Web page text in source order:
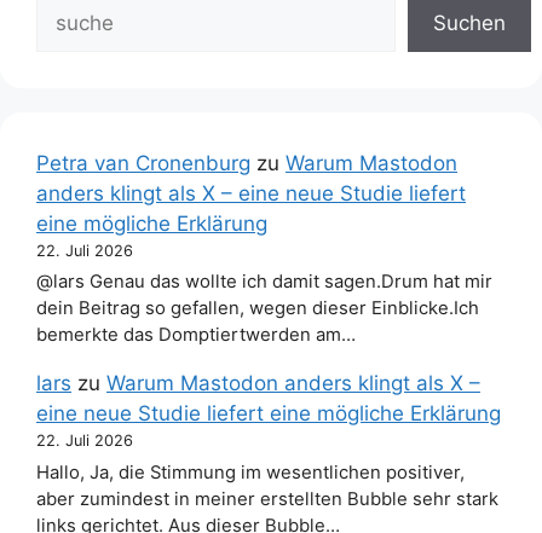
Suchen
Petra van Cronenburg zu Warum Mastodon
anders klingt als X – eine neue Studie liefert
eine mögliche Erklärung
22. Juli 2026
@lars Genau das wollte ich damit sagen.Drum hat mir
dein Beitrag so gefallen, wegen dieser Einblicke.Ich
bemerkte das Domptiertwerden am…
lars zu Warum Mastodon anders klingt als X –
eine neue Studie liefert eine mögliche Erklärung
22. Juli 2026
Hallo, Ja, die Stimmung im wesentlichen positiver,
aber zumindest in meiner erstellten Bubble sehr stark
links gerichtet. Aus dieser Bubble…